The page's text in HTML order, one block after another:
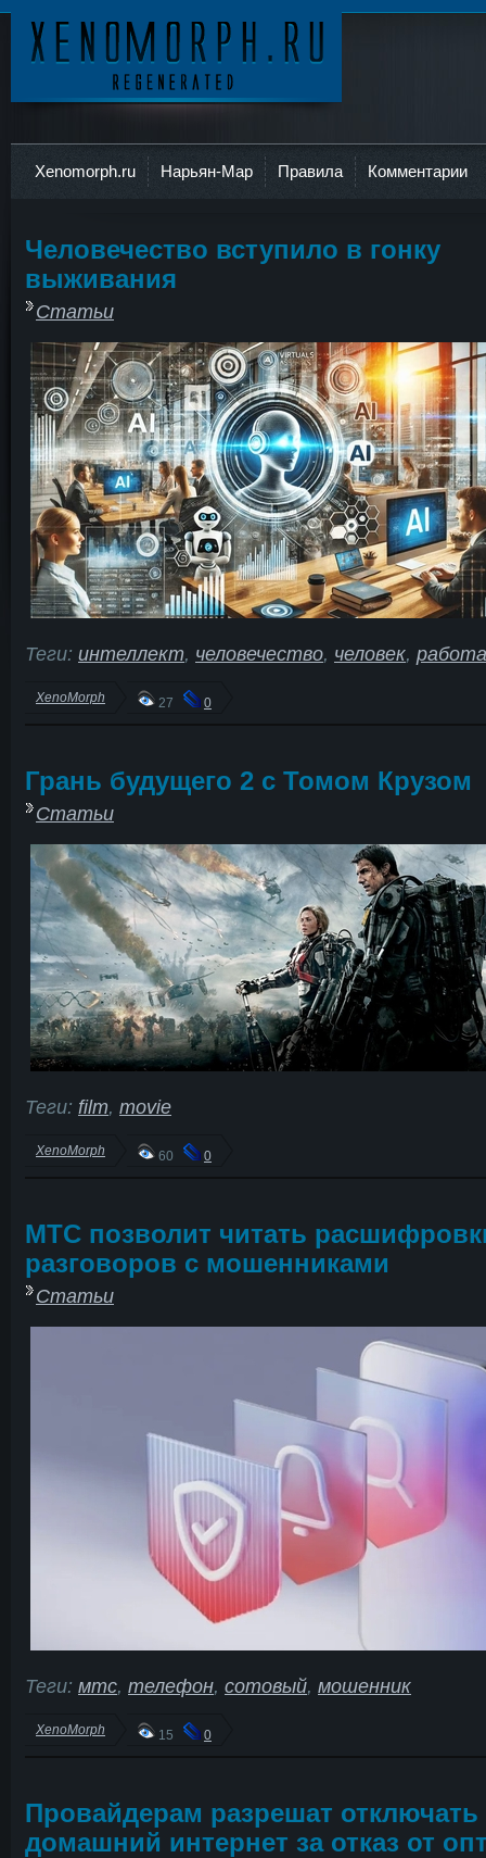
Xenomorph.ru Нарьян-Мар Правила Комментарии
Человечество вступило в гонку
выживания
Статьи
Теги: интеллект, человечество, человек, работа
XenoMorph 27 0
Грань будущего 2 с Томом Крузом
Статьи
Теги: film, movie
XenoMorph 60 0
МТС позволит читать
разговоров с мошенниками
Статьи
Теги: мтс, телефон, сотовый, мошенник
XenoMorph 15 0
Провайдерам разрешат отключать
домашний интернет за отказ от